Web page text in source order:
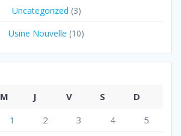
Uncategorized (3)
Usine Nouvelle (10)
M J V S
D
1
2 3 4
5